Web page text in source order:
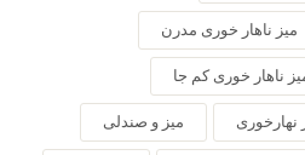
میز ناهار خوری مدرن
ناهار خوری کم جا
نهارخوری میز و صندلی